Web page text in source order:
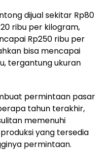
dijual sekitar Rp80
ribu per kilogram,
Rp250 ribu per
bisa mencapai
tergantung ukuran
permintaan pasar
tahun terakhir,
memenuhi
yang tersedia
permintaan.